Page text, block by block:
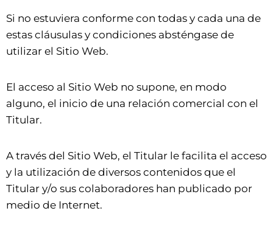
Si no estuviera conforme con todas y cada una de
estas cláusulas y condiciones absténgase de
utilizar el Sitio Web.
El acceso al Sitio Web no supone, en modo
alguno, el inicio de una relación comercial con el
Titular.
A través del Sitio Web, el Titular le facilita el acceso
y la utilización de diversos contenidos que el
Titular y/o sus colaboradores han publicado por
medio de Internet.